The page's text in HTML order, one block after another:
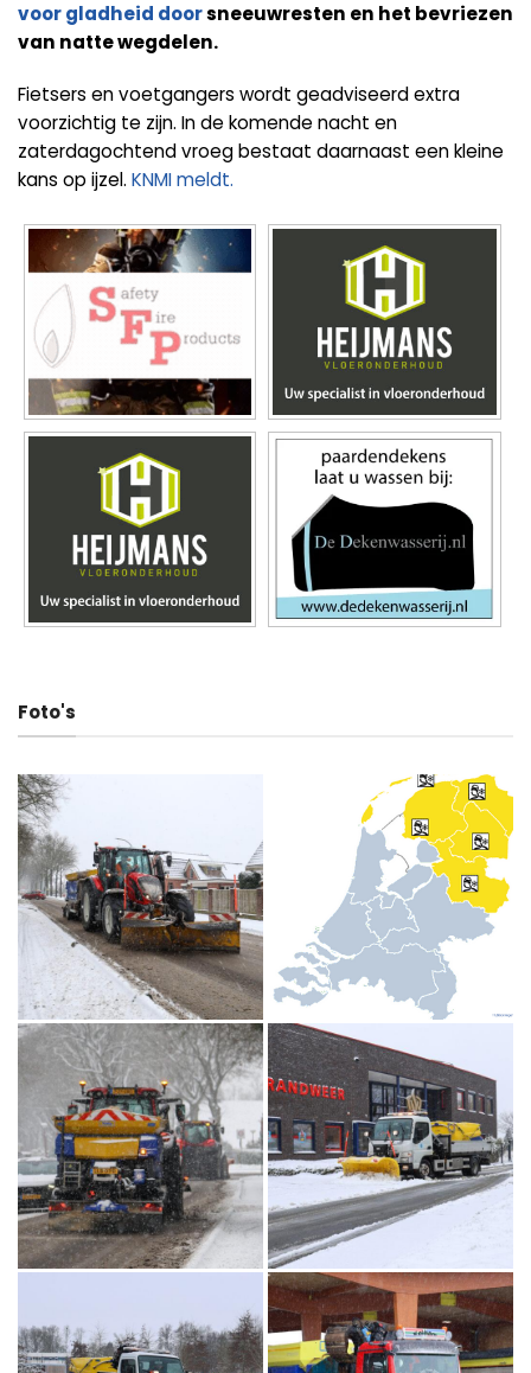
voor gladheid doorsneeuwresten en het bevriezen
van natte wegdelen.
Fietsers en voetgangers wordt geadviseerd extra
voorzichtig te zijn. In de komende nacht en
zaterdagochtend vroeg bestaat daarnaast een kleine
kans op ijzel. KNMI meldt.
Foto's